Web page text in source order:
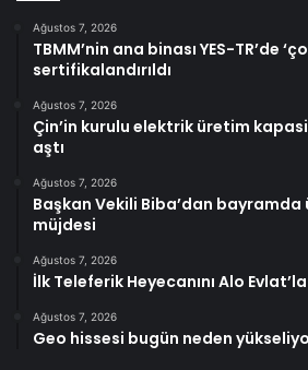
Ağustos 7, 2026
TBMM’nin ana binası YES-TR’de
sertifikalandırıldı
Ağustos 7, 2026
Çin’in kurulu elektrik üretim
aştı
Ağustos 7, 2026
Başkan Vekili Biba’dan bayramda
müjdesi
Ağustos 7, 2026
İlk Teleferik Heyecanını Alo
Ağustos 7, 2026
Geo hissesi bugün neden